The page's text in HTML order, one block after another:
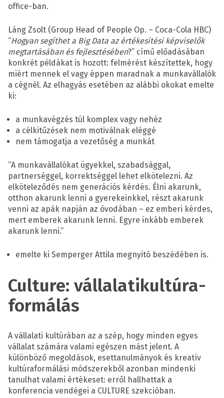
office-ban.
Láng Zsolt (Group Head of People Op. – Coca-Cola HBC)
“Hogyan segíthet a Big Data az értékesítési képviselők
megtartásában és fejlesztésében?” című előadásában
konkrét példákat is hozott: felmérést készítettek, hogy
miért mennek el vagy éppen maradnak a munkavállalók
a cégnél. Az elhagyás esetében az alábbi okokat emelte
ki:
a munkavégzés túl komplex vagy nehéz
a célkitűzések nem motiválnak eléggé
nem támogatja a vezetőség a munkát
“A munkavállalókat ügyekkel, szabadsággal,
partnerséggel, korrektséggel lehet elkötelezni. Az
elköteleződés nem generációs kérdés. Élni akarunk,
otthon akarunk lenni a gyerekeinkkel, részt akarunk
venni az apák napján az óvodában – ez emberi kérdes,
mert emberek akarunk lenni. Egyre inkább emberek
akarunk lenni.”
emelte ki Semperger Attila megnyitó beszédében is.
Culture: vállalatikultúra-
formálás
A vállalati kultúrában az a szép, hogy minden egyes
vállalat számára valami egészen mást jelent. A
különböző megoldások, esettanulmányok és kreatív
kultúraformálási módszerekből azonban mindenki
tanulhat valami értékeset: erről hallhattak a
konferencia vendégei a CULTURE szekcióban.